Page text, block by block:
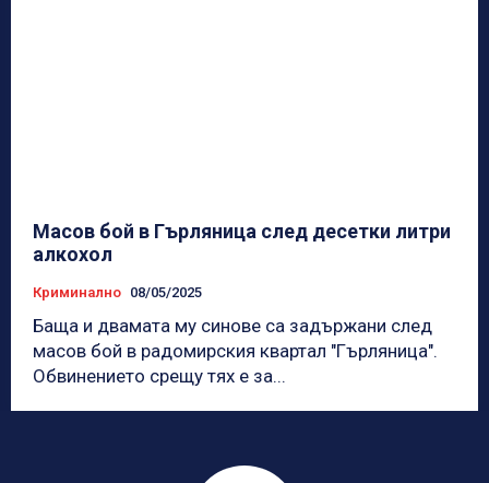
Масов бой в Гърляница след десетки литри
алкохол
Криминално 08/05/2025
Баща и двамата му синове са задържани след
масов бой в радомирския квартал "Гърляница".
Обвинението срещу тях е за...